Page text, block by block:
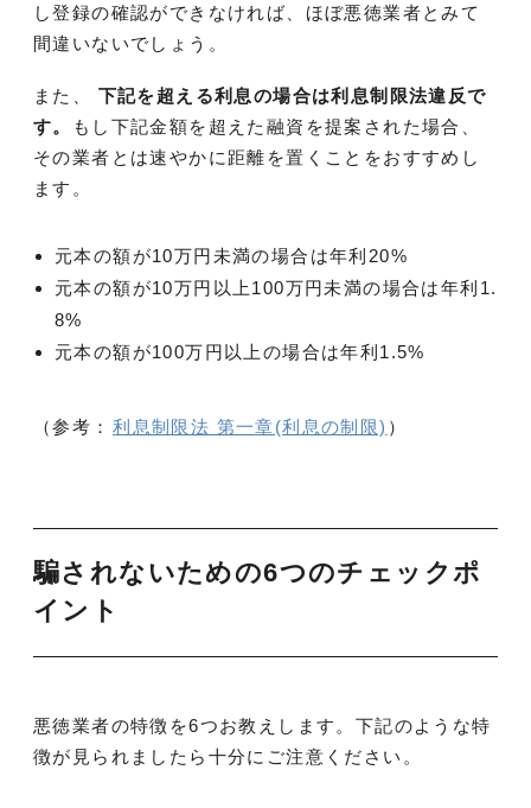
し登録の確認ができなければ、ほぼ悪徳業者とみて
間違いないでしょう。
また、 下記を超える利息の場合は利息制限法違反で
す。
もし下記金額を超えた融資を提案された場合、
その業者とは速やかに距離を置くことをおすすめし
ます。
元本の額が10万円未満の場合は年利20%
元本の額が10万円以上100万円未満の場合は年利1.
8%
元本の額が100万円以上の場合は年利1.5%
（参考： 利息制限法 第一章(利息の制限) ）
騙されないための6つのチェックポ
イント
悪徳業者の特徴を6つお教えします。下記のような特
徴が見られましたら十分にご注意ください。